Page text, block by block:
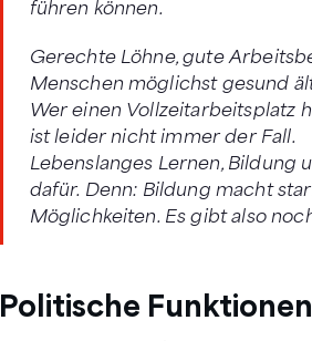
führen können.
Gerechte Löhne, gute
Menschen möglichst gesund
Wer einen Vollzeitarbeitsplatz
ist leider nicht immer der Fall.
Lebenslanges Lernen, Bildung
dafür. Denn: Bildung macht
Möglichkeiten. Es gibt also
Politische Funktionen